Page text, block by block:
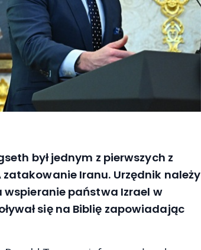
był jednym z pierwszych z
Iranu. Urzędnik należy
państwa Izrael w
się na Biblię zapowiadając